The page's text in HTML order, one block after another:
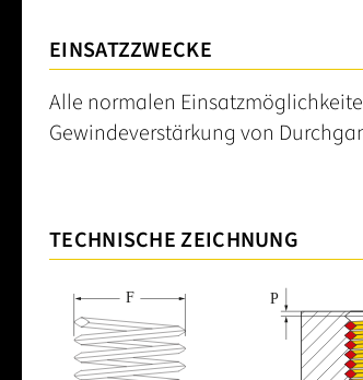
EINSATZZWECKE
Alle normalen
Gewindeverstärkung von
TECHNISCHE ZEICHNUNG